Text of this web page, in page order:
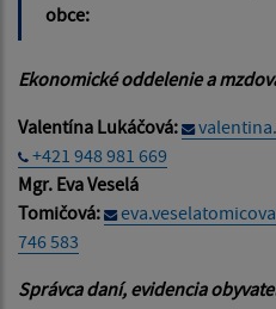
obce:
Ekonomické oddelenie a
Valentína Lukáčová:
+421 948 981 669
Mgr. Eva Veselá
Tomičová:
746 583
Správca daní, evidencia